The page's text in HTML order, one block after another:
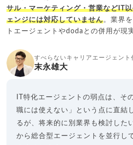
サル・マーケティング・営業などIT
ェンジには対応していません。業界
トエージェントやdodaとの併用が現
すべらないキャリアエージェント
末永雄大
IT特化エージェントの弱点は、そ
職には使えない」という点に直結
るが、将来的に別業界も検討した
から総合型エージェントを並行し